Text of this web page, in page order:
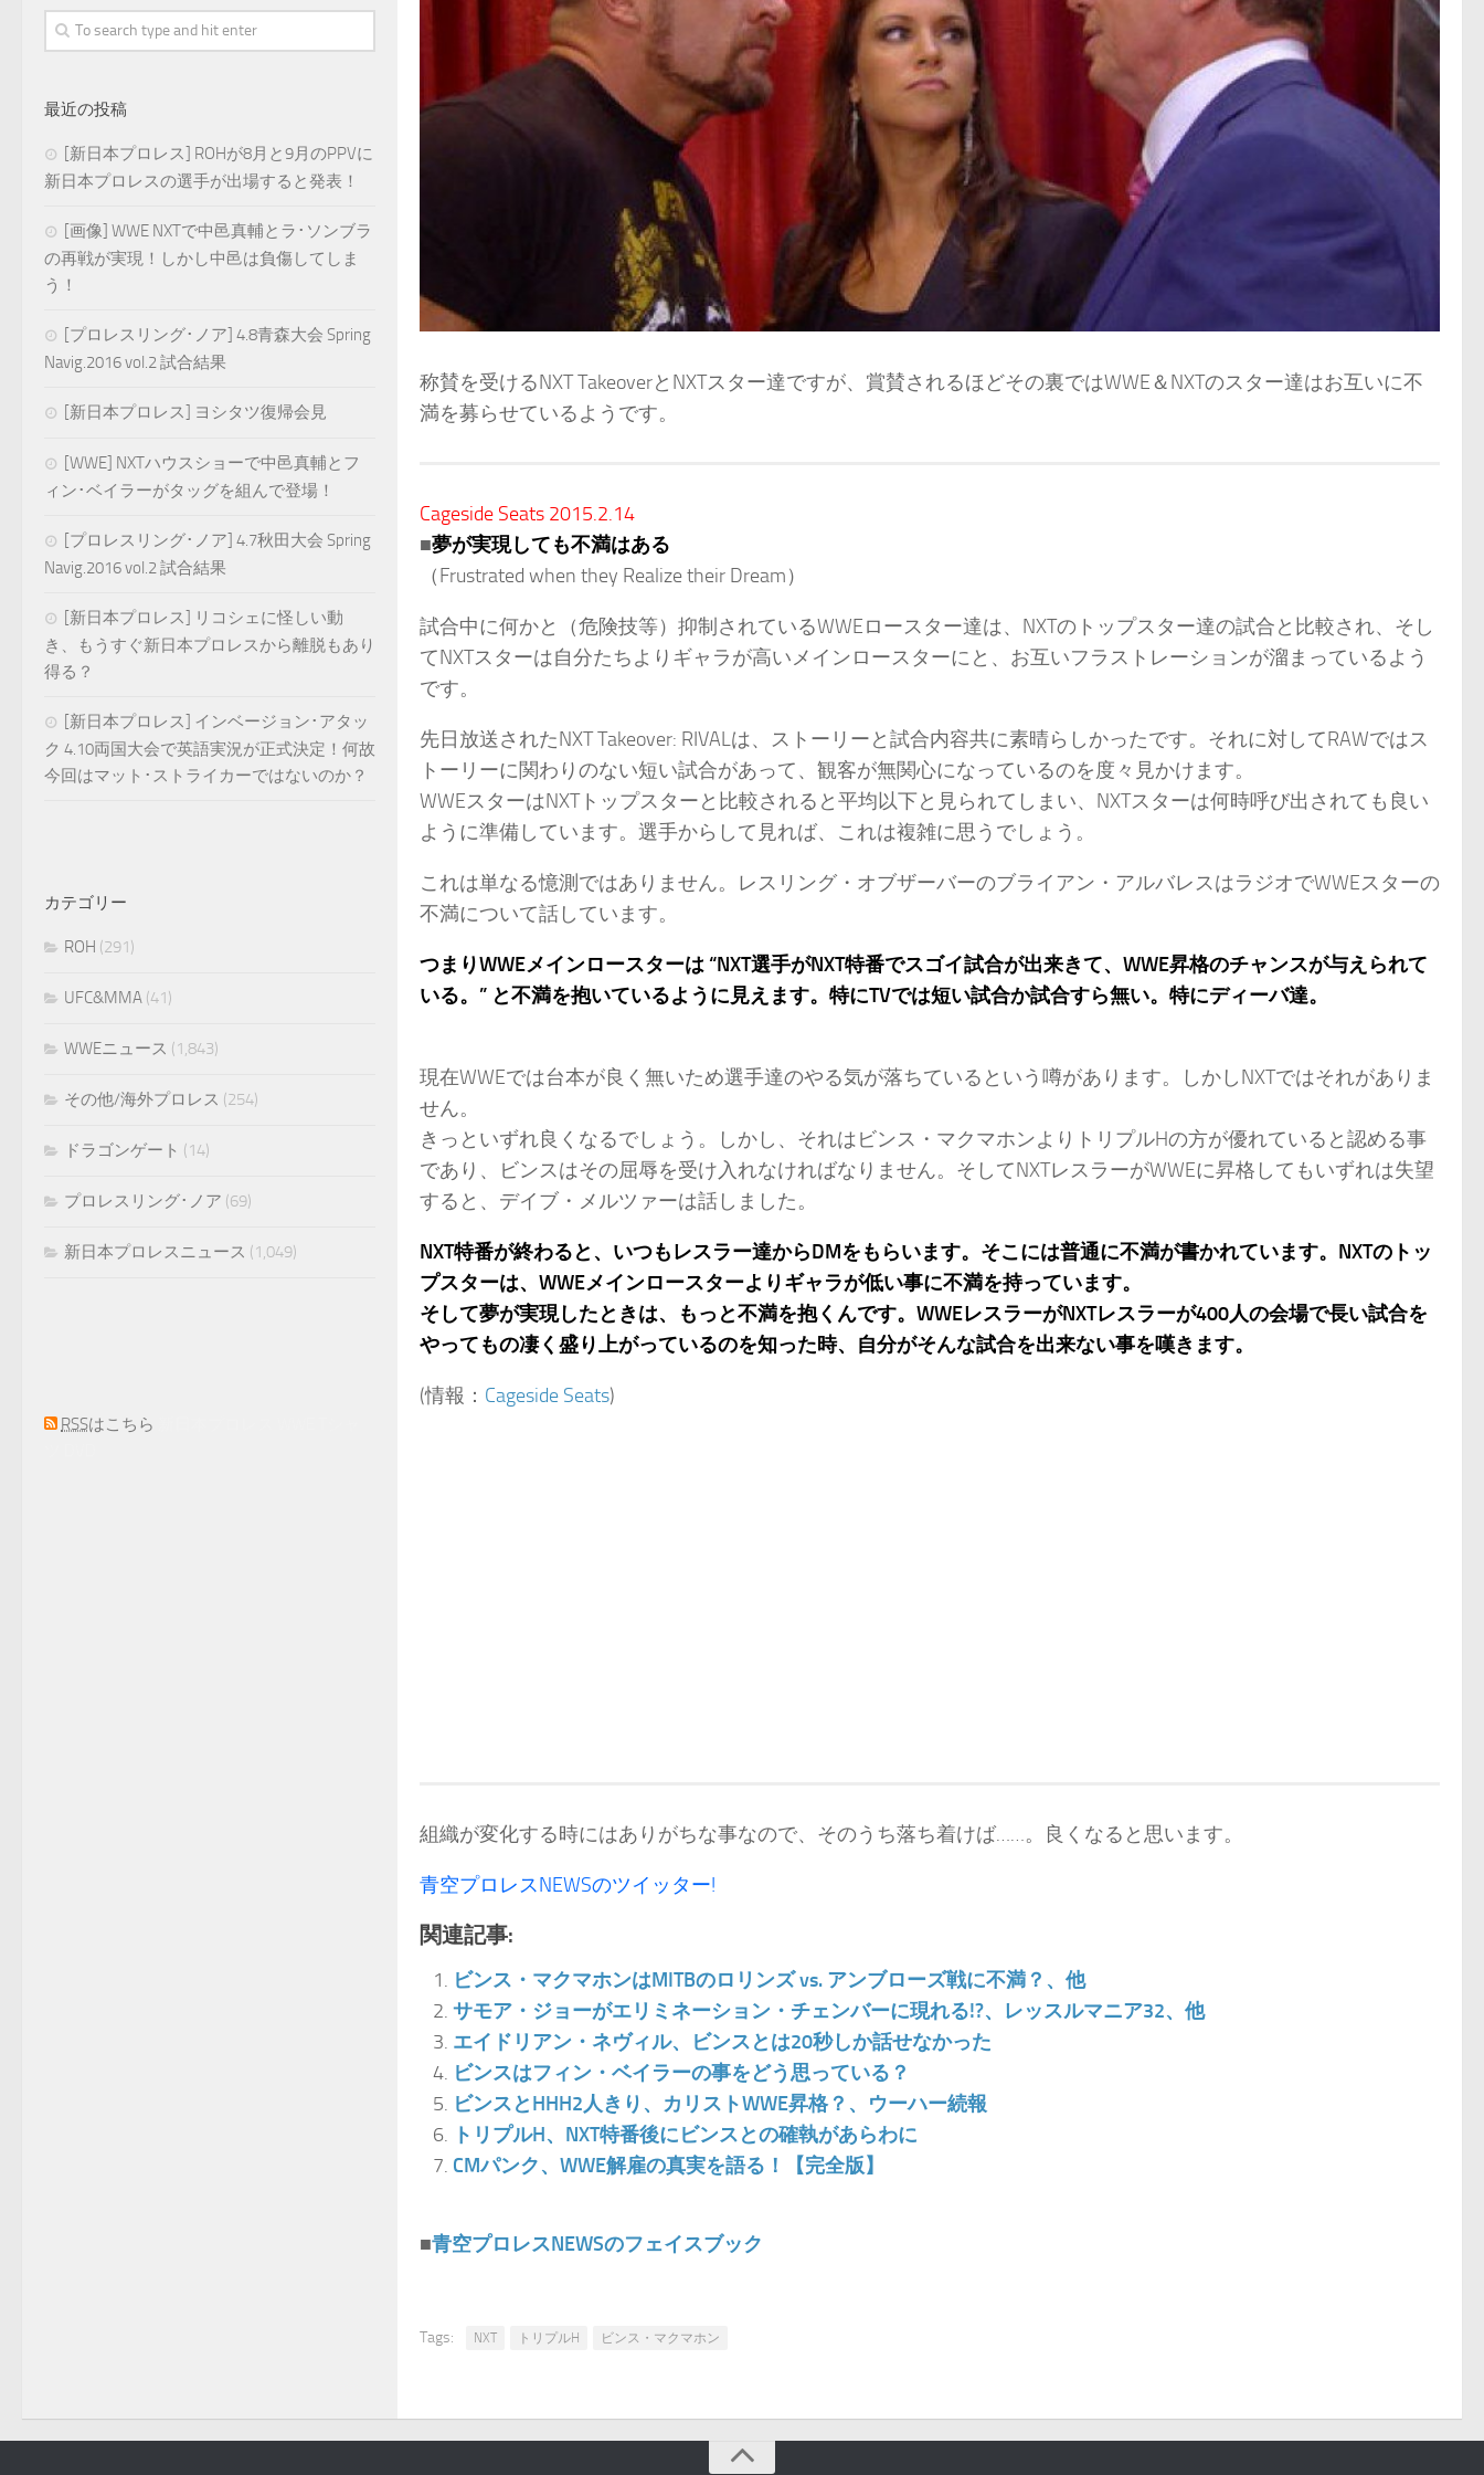
称賛を受けるNXT TakeoverとNXTスター達ですが、賞賛されるほどその裏ではWWE＆NXTのスター達はお互いに不
満を募らせているようです。
Cageside Seats 2015.2.14
■夢が実現しても不満はある
（Frustrated when they Realize their Dream）
試合中に何かと（危険技等）抑制されているWWEロースター達は、NXTのトップスター達の試合と比較され、そし
てNXTスターは自分たちよりギャラが高いメインロースターにと、お互いフラストレーションが溜まっているよう
です。
先日放送されたNXT Takeover: RIVALは、ストーリーと試合内容共に素晴らしかったです。それに対してRAWではス
トーリーに関わりのない短い試合があって、観客が無関心になっているのを度々見かけます。
WWEスターはNXTトップスターと比較されると平均以下と見られてしまい、NXTスターは何時呼び出されても良い
ように準備しています。選手からして見れば、これは複雑に思うでしょう。
これは単なる憶測ではありません。レスリング・オブザーバーのブライアン・アルバレスはラジオでWWEスターの
不満について話しています。
つまりWWEメインロースターは “NXT選手がNXT特番でスゴイ試合が出来きて、WWE昇格のチャンスが与えられて
いる。” と不満を抱いているように見えます。特にTVでは短い試合か試合すら無い。特にディーバ達。
現在WWEでは台本が良く無いため選手達のやる気が落ちているという噂があります。しかしNXTではそれがありま
せん。
きっといずれ良くなるでしょう。しかし、それはビンス・マクマホンよりトリプルHの方が優れていると認める事
であり、ビンスはその屈辱を受け入れなければなりません。そしてNXTレスラーがWWEに昇格してもいずれは失望
すると、デイブ・メルツァーは話しました。
NXT特番が終わると、いつもレスラー達からDMをもらいます。そこには普通に不満が書かれています。NXTのトッ
プスターは、WWEメインロースターよりギャラが低い事に不満を持っています。
そして夢が実現したときは、もっと不満を抱くんです。WWEレスラーがNXTレスラーが400人の会場で長い試合を
やってもの凄く盛り上がっているのを知った時、自分がそんな試合を出来ない事を嘆きます。
(情報： Cageside Seats)
組織が変化する時にはありがちな事なので、そのうち落ち着けば……。良くなると思います。
青空プロレスNEWSのツイッター!
関連記事:
ビンス・マクマホンはMITBのロリンズ vs. アンブローズ戦に不満？、他
サモア・ジョーがエリミネーション・チェンバーに現れる!?、レッスルマニア32、他
エイドリアン・ネヴィル、ビンスとは20秒しか話せなかった
ビンスはフィン・ベイラーの事をどう思っている？
ビンスとHHH2人きり、カリストWWE昇格？、ウーハー続報
トリプルH、NXT特番後にビンスとの確執があらわに
CMパンク、WWE解雇の真実を語る！【完全版】
■青空プロレスNEWSのフェイスブック
Tags: NXT トリプルH ビンス・マクマホン
最近の投稿
[新日本プロレス] ROHが8月と9月のPPVに
新日本プロレスの選手が出場すると発表！
[画像] WWE NXTで中邑真輔とラ･ソンブラ
の再戦が実現！しかし中邑は負傷してしま
う！
[プロレスリング･ノア] 4.8青森大会 Spring
Navig.2016 vol.2 試合結果
[新日本プロレス] ヨシタツ復帰会見
[WWE] NXTハウスショーで中邑真輔とフ
ィン･ベイラーがタッグを組んで登場！
[プロレスリング･ノア] 4.7秋田大会 Spring
Navig.2016 vol.2 試合結果
[新日本プロレス] リコシェに怪しい動
き、もうすぐ新日本プロレスから離脱もあり
得る？
[新日本プロレス] インベージョン･アタッ
ク 4.10両国大会で英語実況が正式決定！何故
今回はマット･ストライカーではないのか？
カテゴリー
ROH (291)
UFC&MMA (41)
WWEニュース (1,843)
その他/海外プロレス (254)
ドラゴンゲート (14)
プロレスリング･ノア (69)
新日本プロレスニュース (1,049)
RSSはこちら